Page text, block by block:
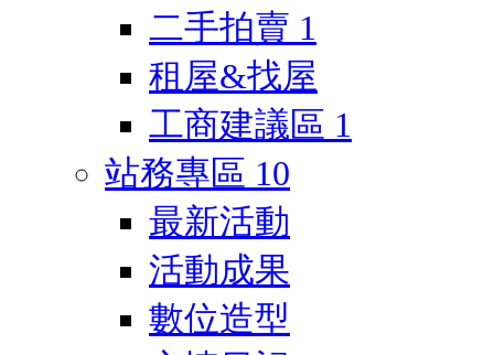
二手拍賣 1
租屋&找屋
工商建議區 1
站務專區 10
最新活動
活動成果
數位造型